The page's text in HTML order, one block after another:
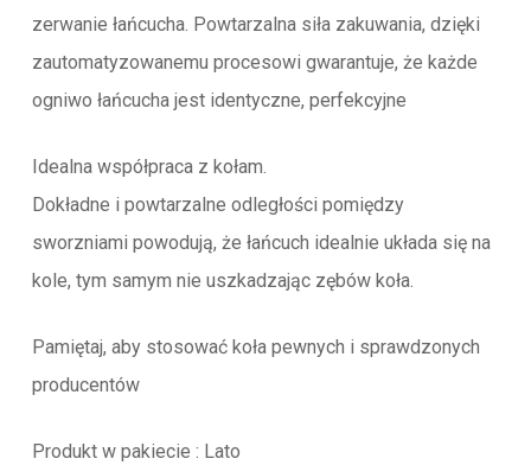
zerwanie łańcucha. Powtarzalna siła zakuwania, dzięki
zautomatyzowanemu procesowi gwarantuje, że każde
ogniwo łańcucha jest identyczne, perfekcyjne
Idealna współpraca z kołam.
Dokładne i powtarzalne odległości pomiędzy
sworzniami powodują, że łańcuch idealnie układa się na
kole, tym samym nie uszkadzając zębów koła.
Pamiętaj, aby stosować koła pewnych i sprawdzonych
producentów
Produkt w pakiecie : Lato